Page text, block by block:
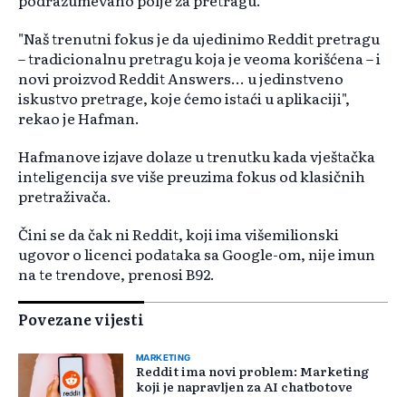
"Naš trenutni fokus je da ujedinimo Reddit pretragu
– tradicionalnu pretragu koja je veoma korišćena – i
novi proizvod Reddit Answers... u jedinstveno
iskustvo pretrage, koje ćemo istaći u aplikaciji",
rekao je Hafman.
Hafmanove izjave dolaze u trenutku kada vještačka
inteligencija sve više preuzima fokus od klasičnih
pretraživača.
Čini se da čak ni Reddit, koji ima višemilionski
ugovor o licenci podataka sa Google-om, nije imun
na te trendove, prenosi B92.
Povezane vijesti
MARKETING
Reddit ima novi problem: Marketing
koji je napravljen za AI chatbotove